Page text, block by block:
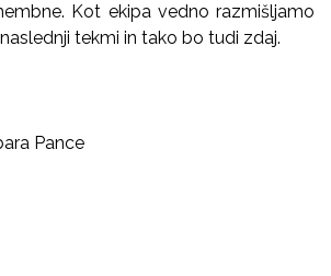
Kot ekipa vedno razmišljamo
tekmi in tako bo tudi zdaj.
Pance